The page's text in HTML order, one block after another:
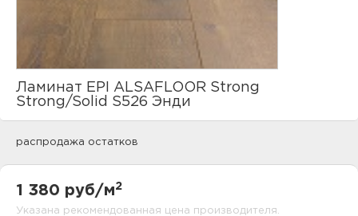
Ламинат EPI ALSAFLOOR Strong
Strong/Solid S526 Энди
распродажа остатков
1 380 руб/м2
Указана рекомендованная цена производителя.